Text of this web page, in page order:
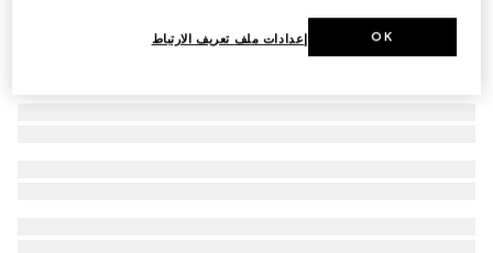
إعدادات ملف تعريف الارتباط OK